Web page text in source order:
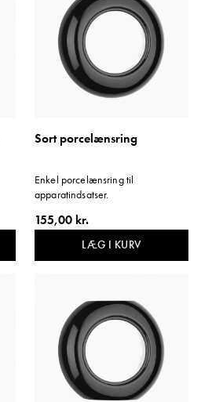
Sort porcelænsring
Enkel porcelænsring til
apparatindsatser.
155,00 kr.
LÆG I KURV